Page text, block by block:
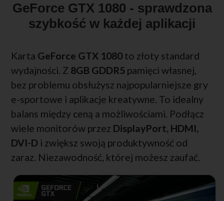
GeForce GTX 1080 - sprawdzona
szybkość w każdej aplikacji
Karta GeForce GTX 1080 to złoty standard
wydajności. Z 8GB GDDR5 pamięci własnej,
bez problemu obsłużysz najpopularniejsze gry
e-sportowe i aplikacje kreatywne. To idealny
balans między ceną a możliwościami. Podłącz
wiele monitorów przez DisplayPort, HDMI,
DVI-D i zwiększ swoją produktywność od
zaraz. Niezawodność, której możesz zaufać.